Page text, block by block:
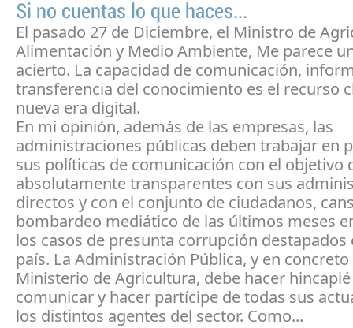
Si no cuentas lo que haces...
El pasado 27 de Diciembre, el Ministro de
Alimentación y Medio Ambiente, Me parece
acierto. La capacidad de comunicación,
transferencia del conocimiento es el recurso
nueva era digital.
En mi opinión, además de las empresas, las
administraciones públicas deben trabajar en
sus políticas de comunicación con el objetivo
absolutamente transparentes con sus
directos y con el conjunto de ciudadanos,
bombardeo mediático de las últimos meses
los casos de presunta corrupción destapados
país. La Administración Pública, y en concreto
Ministerio de Agricultura, debe hacer
comunicar y hacer partícipe de todas sus
los distintos agentes del sector. Como...